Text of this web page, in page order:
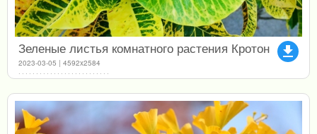
file_download
Зеленые листья комнатного растения Кротон
2023-03-05 | 4592x2584